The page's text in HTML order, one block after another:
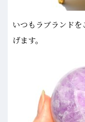
いつもラブランド
げます。